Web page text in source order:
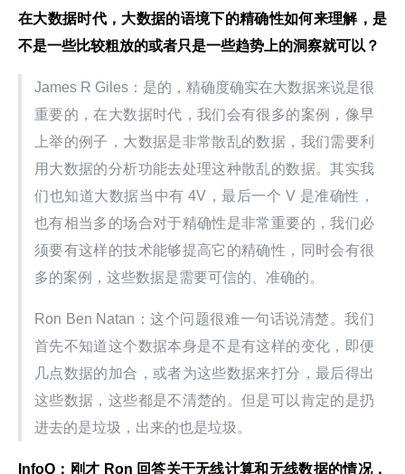
在大数据时代，大数据的语境下的精确性如何来理解，是
不是一些比较粗放的或者只是一些趋势上的洞察就可以？
James R Giles：是的，精确度确实在大数据来说是很
重要的，在大数据时代，我们会有很多的案例，像早
上举的例子，大数据是非常散乱的数据，我们需要利
用大数据的分析功能去处理这种散乱的数据。其实我
们也知道大数据当中有 4V，最后一个 V 是准确性，
也有相当多的场合对于精确性是非常重要的，我们必
须要有这样的技术能够提高它的精确性，同时会有很
多的案例，这些数据是需要可信的、准确的。
Ron Ben Natan：这个问题很难一句话说清楚。我们
首先不知道这个数据本身是不是有这样的变化，即便
几点数据的加合，或者为这些数据来打分，最后得出
这些数据，这些都是不清楚的。但是可以肯定的是扔
进去的是垃圾，出来的也是垃圾。
InfoQ：刚才 Ron 回答关于无线计算和无线数据的情况，